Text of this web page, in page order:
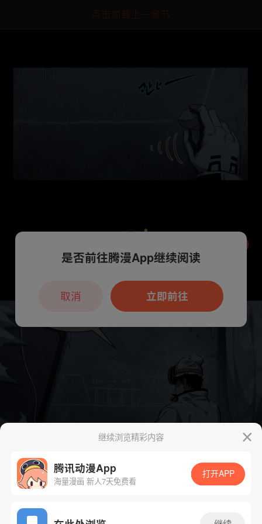
点击加载上一章节
App免费看
继续浏览精彩内容
腾讯动漫App
海量漫画 新人7天免费看
打开APP
本章节仅支持App阅读，可打开App新用
户7天免费看
是否前往腾漫App继续阅读
立即前往
取消